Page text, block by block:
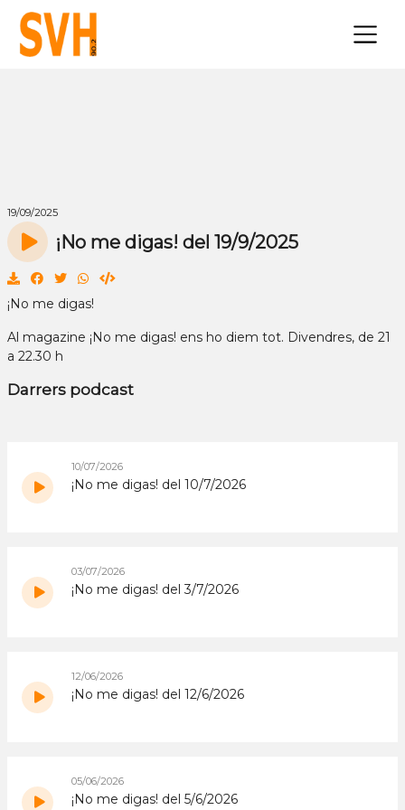
×
19/09/2025
¡No me digas! del 19/9/2025
¡No me digas!
Al magazine ¡No me digas! ens ho diem tot. Divendres, de 21
a 22.30 h
Darrers podcast
10/07/2026
¡No me digas! del 10/7/2026
03/07/2026
¡No me digas! del 3/7/2026
12/06/2026
¡No me digas! del 12/6/2026
05/06/2026
¡No me digas! del 5/6/2026